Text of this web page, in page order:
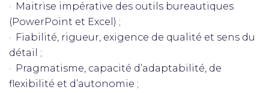
· Maitrise impérative des outils bureautiques
(PowerPoint et Excel) ;
· Fiabilité, rigueur, exigence de qualité et sens du
détail ;
· Pragmatisme, capacité d’adaptabilité, de
flexibilité et d’autonomie ;